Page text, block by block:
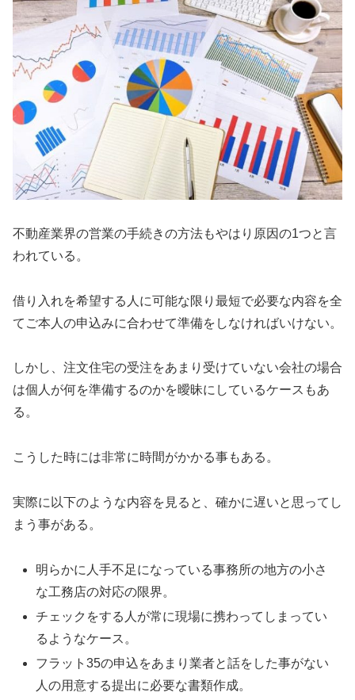
不動産業界の営業の手続きの方法もやはり原因の1つと言
われている。
借り入れを希望する人に可能な限り最短で必要な内容を全
てご本人の申込みに合わせて準備をしなければいけない。
しかし、注文住宅の受注をあまり受けていない会社の場合
は個人が何を準備するのかを曖昧にしているケースもあ
る。
こうした時には非常に時間がかかる事もある。
実際に以下のような内容を見ると、確かに遅いと思ってし
まう事がある。
明らかに人手不足になっている事務所の地方の小さ
な工務店の対応の限界。
チェックをする人が常に現場に携わってしまってい
るようなケース。
フラット35の申込をあまり業者と話をした事がない
人の用意する提出に必要な書類作成。